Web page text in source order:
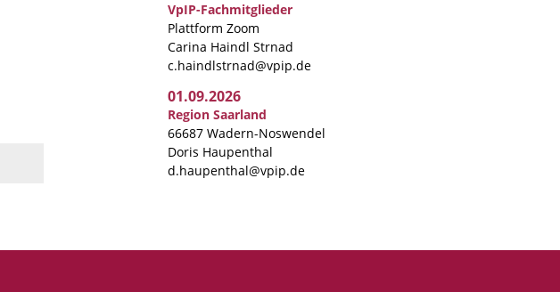
VpIP-Fachmitglieder
Plattform Zoom
Carina Haindl Strnad
c.haindlstrnad@vpip.de
01.09.2026
Region Saarland
66687 Wadern-Noswendel
Doris Haupenthal
d.haupenthal@vpip.de